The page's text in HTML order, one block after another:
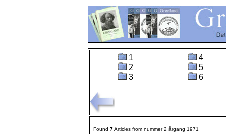
1
2
3
4
5
6
Found 7Articles from nummer 2 årgang 1971